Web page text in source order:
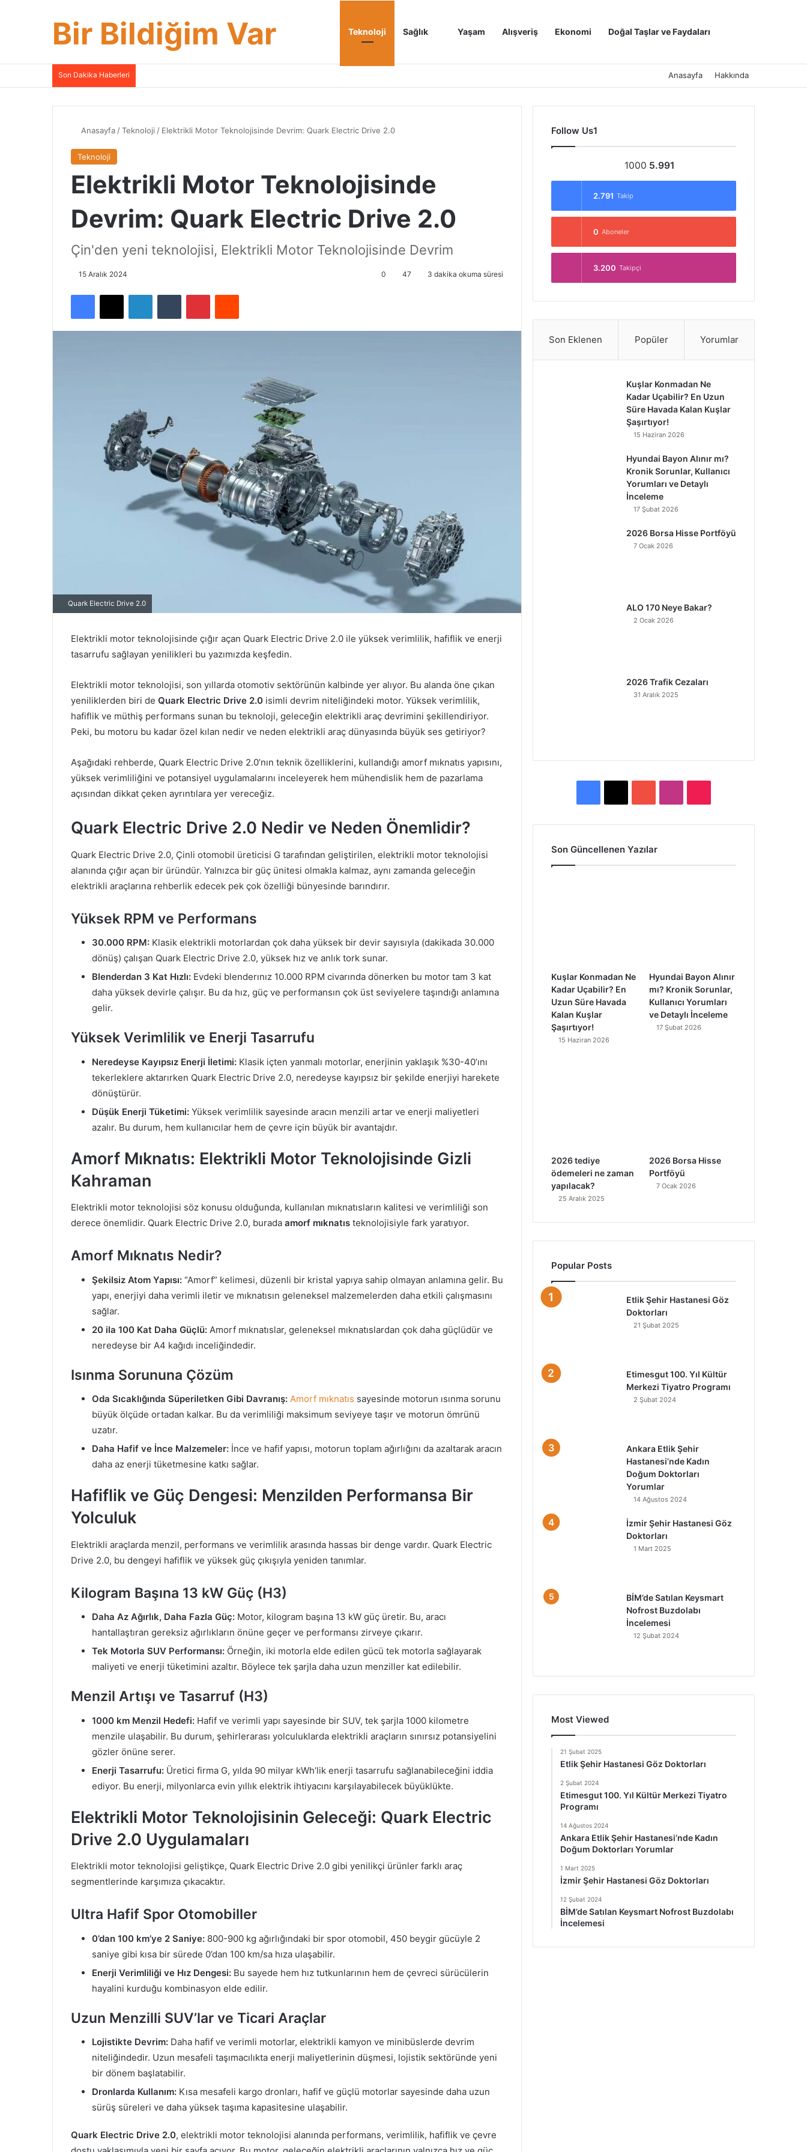
Bir Bildiğim Var Anasayfa
Teknoloji Sağlık Yaşam Alışveriş Ekonomi Doğal Taşlar ve Faydaları
Son Dakika Haberleri Anasayfa Hakkında
Anasayfa /Teknoloji / Elektrikli Motor Teknolojisinde Devrim: Quark Electric Drive 2.0
Teknoloji
Elektrikli Motor Teknolojisinde
Devrim: Quark Electric Drive 2.0
Çin'den yeni teknolojisi, Elektrikli Motor Teknolojisinde Devrim
15 Aralık 2024 0 47 3 dakika okuma süresi
Quark Electric Drive 2.0
Elektrikli motor teknolojisinde çığır açan Quark Electric Drive 2.0 ile yüksek verimlilik, hafiflik ve enerji
tasarrufu sağlayan yenilikleri bu yazımızda keşfedin.
Elektrikli motor teknolojisi, son yıllarda otomotiv sektörünün kalbinde yer alıyor. Bu alanda öne çıkan
yeniliklerden biri de Quark Electric Drive 2.0 isimli devrim niteliğindeki motor. Yüksek verimlilik,
hafiflik ve müthiş performans sunan bu teknoloji, geleceğin elektrikli araç devrimini şekillendiriyor.
Peki, bu motoru bu kadar özel kılan nedir ve neden elektrikli araç dünyasında büyük ses getiriyor?
Aşağıdaki rehberde, Quark Electric Drive 2.0’nın teknik özelliklerini, kullandığı amorf mıknatıs yapısını,
yüksek verimliliğini ve potansiyel uygulamalarını inceleyerek hem mühendislik hem de pazarlama
açısından dikkat çeken ayrıntılara yer vereceğiz.
Quark Electric Drive 2.0 Nedir ve Neden Önemlidir?
Quark Electric Drive 2.0, Çinli otomobil üreticisi G tarafından geliştirilen, elektrikli motor teknolojisi
alanında çığır açan bir üründür. Yalnızca bir güç ünitesi olmakla kalmaz, aynı zamanda geleceğin
elektrikli araçlarına rehberlik edecek pek çok özelliği bünyesinde barındırır.
Yüksek RPM ve Performans
30.000 RPM: Klasik elektrikli motorlardan çok daha yüksek bir devir sayısıyla (dakikada 30.000
dönüş) çalışan Quark Electric Drive 2.0, yüksek hız ve anlık tork sunar.
Blenderdan 3 Kat Hızlı: Evdeki blenderınız 10.000 RPM civarında dönerken bu motor tam 3 kat
daha yüksek devirle çalışır. Bu da hız, güç ve performansın çok üst seviyelere taşındığı anlamına
gelir.
Yüksek Verimlilik ve Enerji Tasarrufu
Neredeyse Kayıpsız Enerji İletimi: Klasik içten yanmalı motorlar, enerjinin yaklaşık %30-40’ını
tekerleklere aktarırken Quark Electric Drive 2.0, neredeyse kayıpsız bir şekilde enerjiyi harekete
dönüştürür.
Düşük Enerji Tüketimi: Yüksek verimlilik sayesinde aracın menzili artar ve enerji maliyetleri
azalır. Bu durum, hem kullanıcılar hem de çevre için büyük bir avantajdır.
Amorf Mıknatıs: Elektrikli Motor Teknolojisinde Gizli
Kahraman
Elektrikli motor teknolojisi söz konusu olduğunda, kullanılan mıknatısların kalitesi ve verimliliği son
derece önemlidir. Quark Electric Drive 2.0, burada amorf mıknatıs teknolojisiyle fark yaratıyor.
Amorf Mıknatıs Nedir?
Şekilsiz Atom Yapısı: “Amorf” kelimesi, düzenli bir kristal yapıya sahip olmayan anlamına gelir. Bu
yapı, enerjiyi daha verimli iletir ve mıknatısın geleneksel malzemelerden daha etkili çalışmasını
sağlar.
20 ila 100 Kat Daha Güçlü: Amorf mıknatıslar, geleneksel mıknatıslardan çok daha güçlüdür ve
neredeyse bir A4 kağıdı inceliğindedir.
Isınma Sorununa Çözüm
Oda Sıcaklığında Süperiletken Gibi Davranış: Amorf mıknatıs sayesinde motorun ısınma sorunu
büyük ölçüde ortadan kalkar. Bu da verimliliği maksimum seviyeye taşır ve motorun ömrünü
uzatır.
Daha Hafif ve İnce Malzemeler: İnce ve hafif yapısı, motorun toplam ağırlığını da azaltarak aracın
daha az enerji tüketmesine katkı sağlar.
Hafiflik ve Güç Dengesi: Menzilden Performansa Bir
Yolculuk
Elektrikli araçlarda menzil, performans ve verimlilik arasında hassas bir denge vardır. Quark Electric
Drive 2.0, bu dengeyi hafiflik ve yüksek güç çıkışıyla yeniden tanımlar.
Kilogram Başına 13 kW Güç (H3)
Daha Az Ağırlık, Daha Fazla Güç: Motor, kilogram başına 13 kW güç üretir. Bu, aracı
hantallaştıran gereksiz ağırlıkların önüne geçer ve performansı zirveye çıkarır.
Tek Motorla SUV Performansı: Örneğin, iki motorla elde edilen gücü tek motorla sağlayarak
maliyeti ve enerji tüketimini azaltır. Böylece tek şarjla daha uzun menziller kat edilebilir.
Menzil Artışı ve Tasarruf (H3)
1000 km Menzil Hedefi: Hafif ve verimli yapı sayesinde bir SUV, tek şarjla 1000 kilometre
menzile ulaşabilir. Bu durum, şehirlerarası yolculuklarda elektrikli araçların sınırsız potansiyelini
gözler önüne serer.
Enerji Tasarrufu: Üretici firma G, yılda 90 milyar kWh’lik enerji tasarrufu sağlanabileceğini iddia
ediyor. Bu enerji, milyonlarca evin yıllık elektrik ihtiyacını karşılayabilecek büyüklükte.
Elektrikli Motor Teknolojisinin Geleceği: Quark Electric
Drive 2.0 Uygulamaları
Elektrikli motor teknolojisi geliştikçe, Quark Electric Drive 2.0 gibi yenilikçi ürünler farklı araç
segmentlerinde karşımıza çıkacaktır.
Ultra Hafif Spor Otomobiller
0’dan 100 km’ye 2 Saniye: 800-900 kg ağırlığındaki bir spor otomobil, 450 beygir gücüyle 2
saniye gibi kısa bir sürede 0’dan 100 km/sa hıza ulaşabilir.
Enerji Verimliliği ve Hız Dengesi: Bu sayede hem hız tutkunlarının hem de çevreci sürücülerin
hayalini kurduğu kombinasyon elde edilir.
Uzun Menzilli SUV’lar ve Ticari Araçlar
Lojistikte Devrim: Daha hafif ve verimli motorlar, elektrikli kamyon ve minibüslerde devrim
niteliğindedir. Uzun mesafeli taşımacılıkta enerji maliyetlerinin düşmesi, lojistik sektöründe yeni
bir dönem başlatabilir.
Dronlarda Kullanım: Kısa mesafeli kargo dronları, hafif ve güçlü motorlar sayesinde daha uzun
sürüş süreleri ve daha yüksek taşıma kapasitesine ulaşabilir.
Quark Electric Drive 2.0, elektrikli motor teknolojisi alanında performans, verimlilik, hafiflik ve çevre
Follow Us1
1000 5.991
2.791 Takip
0 Aboneler
3.200 Takipçi
Son Eklenen Popüler Yorumlar
Kuşlar Konmadan Ne
Kadar Uçabilir? En Uzun
Süre Havada Kalan Kuşlar
Şaşırtıyor!
15 Haziran 2026
Hyundai Bayon Alınır mı?
Kronik Sorunlar, Kullanıcı
Yorumları ve Detaylı
İnceleme
17 Şubat 2026
2026 Borsa Hisse Portföyü
7 Ocak 2026
ALO 170 Neye Bakar?
2 Ocak 2026
2026 Trafik Cezaları
31 Aralık 2025
e
T
t
T
Son Güncellenen Yazılar
Kuşlar Konmadan Ne
Kadar Uçabilir? En
Uzun Süre Havada
Kalan Kuşlar
Şaşırtıyor!
15 Haziran 2026
Hyundai Bayon Alınır
mı? Kronik Sorunlar,
Kullanıcı Yorumları
ve Detaylı İnceleme
17 Şubat 2026
2026 tediye
ödemeleri ne zaman
yapılacak?
25 Aralık 2025
2026 Borsa Hisse
Portföyü
7 Ocak 2026
Popular Posts
Etlik Şehir Hastanesi Göz
Doktorları
21 Şubat 2025
Etimesgut 100. Yıl Kültür
Merkezi Tiyatro Programı
2 Şubat 2024
Ankara Etlik Şehir
Hastanesi’nde Kadın
Doğum Doktorları
Yorumlar
14 Ağustos 2024
İzmir Şehir Hastanesi Göz
Doktorları
1 Mart 2025
BİM’de Satılan Keysmart
Nofrost Buzdolabı
İncelemesi
12 Şubat 2024
Most Viewed
21 Şubat 2025
Etlik Şehir Hastanesi Göz Doktorları
2 Şubat 2024
Etimesgut 100. Yıl Kültür Merkezi Tiyatro
Programı
14 Ağustos 2024
Ankara Etlik Şehir Hastanesi’nde Kadın
Doğum Doktorları Yorumlar
1 Mart 2025
İzmir Şehir Hastanesi Göz Doktorları
12 Şubat 2024
BİM’de Satılan Keysmart Nofrost Buzdolabı
İncelemesi